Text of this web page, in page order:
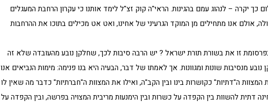
יקרה – לנהוג עמם בהגינות. הראי"ה קוק זצ"ל לימד אותנו כי עקרון הרחבת המעגלים
אולם אנו מתחילים מן המוקד הגרעיני של אחינו, ואט אט מכילים בתוכו את ההרחבות
זו את בשורת תורת ישראל ? יש הרבה סיבות לכך, שחלקן נובע מהעובדה שלא זה
מנסיבות שונות ומגוונות. אך לאמתו של דבר, הבעיה היא בנו פנימה: מימות הנביאים אנו
ה"דתיות" כקושרות בינו ובין הקב"ה, ואילו את המצוות ה"חברתיות" כדבר מה שאין לו
דתית להשוות בין הקפדה על כשרות ובין הימנעות מריבית המצויה בפרשה, ובין הקפדה על